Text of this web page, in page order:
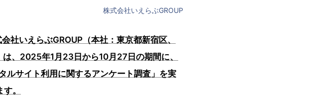
株式会社いえらぶGROUP
社いえらぶGROUP（本社：東京都新宿区、
、2025年1月23日から10月27日の期間に、
ルサイト利用に関するアンケート調査」を実
。